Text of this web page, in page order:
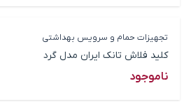
تجهیزات حمام و سرویس بهداشتی
کلید فلاش تانک ایران مدل گرد
ناموجود